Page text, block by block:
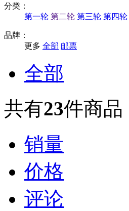
分类：
第一轮 第二轮 第三轮 第四轮
品牌：
更多 全部 邮票
全部
共有23件商品
销量
价格
评论